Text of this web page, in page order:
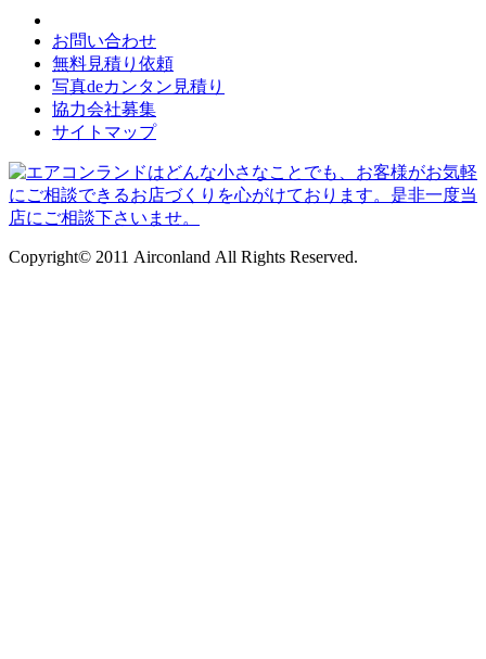
お問い合わせ
無料見積り依頼
写真deカンタン見積り
協力会社募集
サイトマップ
Copyright© 2011 Airconland All Rights Reserved.